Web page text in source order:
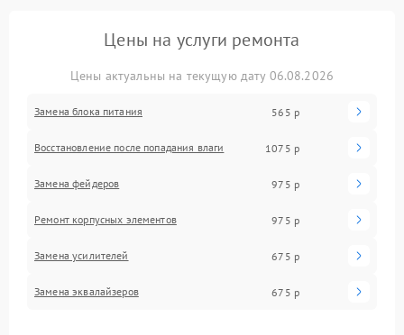
Цены на услуги ремонта
Цены актуальны на текущую дату 06.08.2026
Замена блока питания 565 р
Восстановление после попадания влаги 1075 р
Замена фейдеров 975 р
Ремонт корпусных элементов 975 р
Замена усилителей 675 р
Замена эквалайзеров 675 р